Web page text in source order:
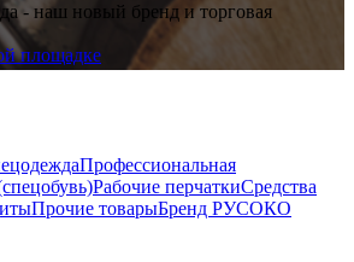
- наш новый бренд и торговая
площадке
Профессиональная
Рабочие перчаткиСредства
Прочие товарыБренд РУСОКО